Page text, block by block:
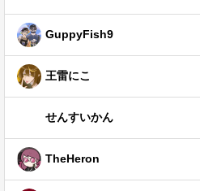
GuppyFish9
王雷にこ
せんすいかん
TheHeron